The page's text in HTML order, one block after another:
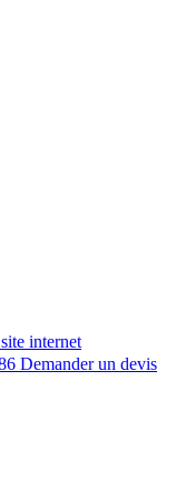
internet
Demander un devis